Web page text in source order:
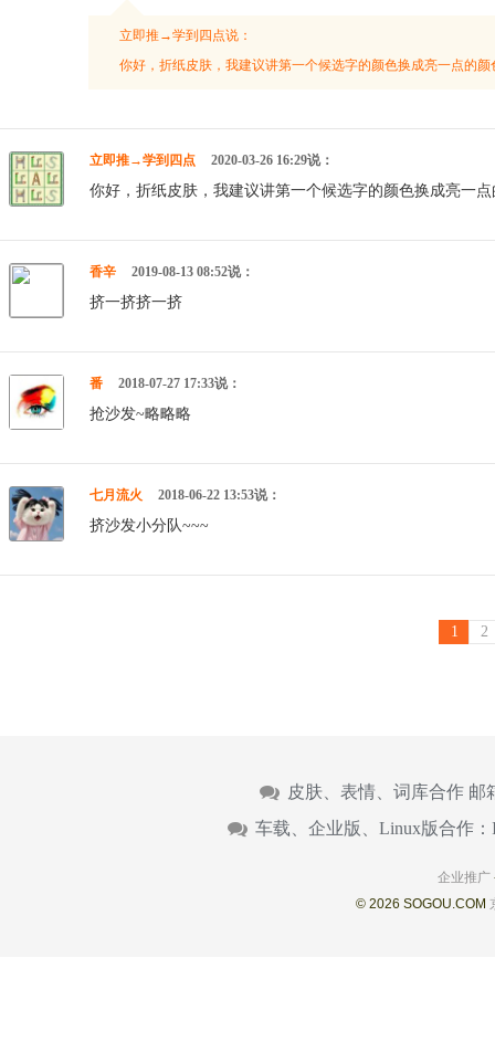
立即推→学到四点说：
你好，折纸皮肤，我建议讲第一个候选字的颜色换成亮一点的
立即推→学到四点 2020-03-26 16:29说：
你好，折纸皮肤，我建议讲第一个候选字的颜色换成亮一
香辛 2019-08-13 08:52说：
挤一挤挤一挤
番 2018-07-27 17:33说：
抢沙发~略略略
七月流火 2018-06-22 13:53说：
挤沙发小分队~~~
1 2
皮肤、表情、词库合作 邮
车载、企业版、Linux版合作：
企业推广
© 2026 SOGOU.COM